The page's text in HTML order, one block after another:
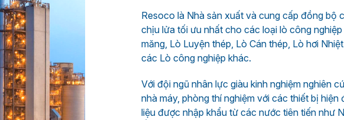
Resoco là Nhà sản xuất và cung cấp đồng bộ
chịu lửa tối ưu nhất cho các loại lò công
măng, Lò Luyện thép, Lò Cán thép, Lò hơi
các Lò công nghiệp khác.
Với đội ngũ nhân lực giàu kinh nghiệm nghiên
nhà máy, phòng thí nghiệm với các thiết bị
liệu được nhập khẩu từ các nước tiên tiến như